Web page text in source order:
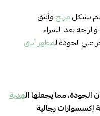
بشكلمريحوأنيق
والراحة بعد الشراء
الجودة لمظهر أنيق
الجودة، مما يجعلها الهدية
إكسسوارات رجالية